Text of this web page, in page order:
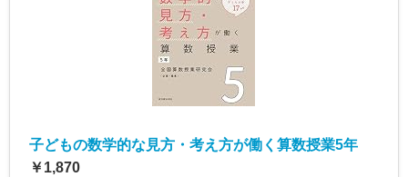
子どもの数学的な見方・考え方が働く算数授業5年
￥1,870